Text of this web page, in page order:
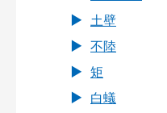
土壁
不陸
矩
白蟻